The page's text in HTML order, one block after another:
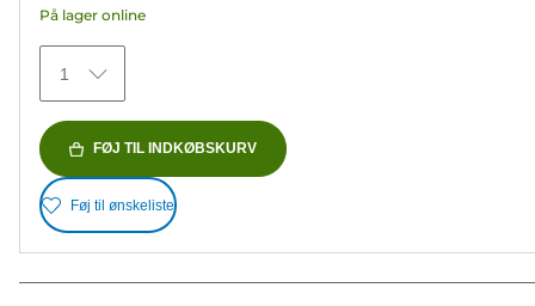
anmeldelser
På lager online
1
FØJ TIL INDKØBSKURV
Føj til ønskeliste